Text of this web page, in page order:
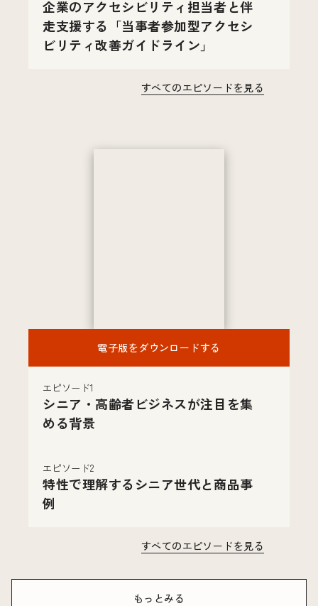
企業のアクセシビリティ担当者と伴
走支援する「当事者参加型アクセシ
ビリティ改善ガイドライン」
すべてのエピソードを見る
電子版をダウンロードする
エピソード1
シニア・高齢者ビジネスが注目を集
める背景
エピソード2
特性で理解するシニア世代と商品事
例
すべてのエピソードを見る
もっとみる